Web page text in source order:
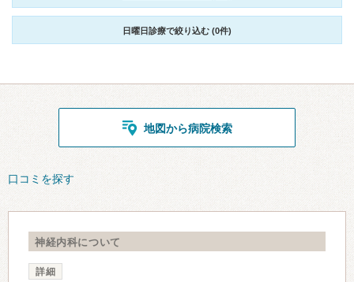
日曜日診療で絞り込む (0件)
地図から病院検索
口コミを探す
神経内科について
詳細